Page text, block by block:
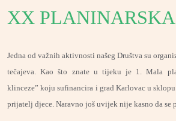
XX
Jedna od važnih aktivnosti našeg Društva su
tečajeva. Kao što znate u tijeku je 1. Mala
klinceze” koju sufinancira i grad Karlovac u
prijatelj djece. Naravno još uvijek nije kasno da se